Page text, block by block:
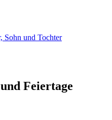
Sohn und Tochter
Feiertage